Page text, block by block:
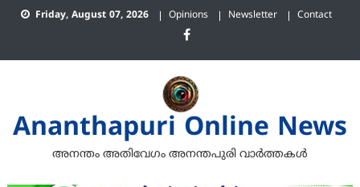
Skip
Friday, August 07, 2026 Opinions Newsletter Contact
Ananthapuri Online News
അനന്തം അതിവേഗം അനന്തപുരി വാര്‍ത്തകള്‍